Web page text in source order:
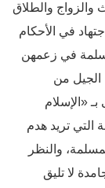
والزواج والطلاق
في الأحكام
في زعمهن
الجيل من
«الإسلام
التي تريد هدم
والنظر
لا تليق